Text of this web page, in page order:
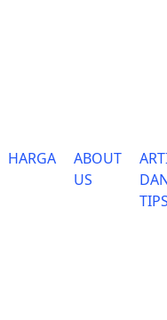
HARGA
ABOUT
US